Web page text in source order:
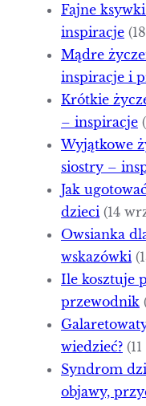
Fajne
inspiracje
Mądre
inspiracje i
Krótkie
– inspiracje
Wyjątkowe
siostry –
Jak
dzieci (14
Owsianka
wskazówki
Ile kosztuje
przewodnik
wiedzieć?
Syndrom
objawy,